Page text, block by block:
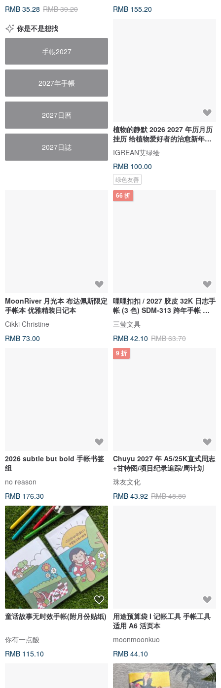
RMB 35.28 RMB 39.20
RMB 155.20
你是不是想找
手帳2027
2027年手帳
2027日曆
2027日誌
植物的静默 2026 2027 年历月历
挂历 给植物爱好者的治愈新年礼
物 2
IGREAN艾绿绘
RMB 100.00
绿色友善
MoonRiver 月光本 布达佩斯限定
手帐本 优雅精装日记本
Cikki Christine
RMB 73.00
66 折
哩哩扣扣 / 2027 胶皮 32K 日志手
帐 (3 色) SDM-313 跨年手帐 行
事历
三莹文具
RMB 42.10 RMB 63.70
2026 subtle but bold 手帐书签
组
no reason
RMB 176.30
9 折
Chuyu 2027 年 A5/25K直式周志
+甘特图/项目纪录追踪/周计划
珠友文化
RMB 43.92 RMB 48.80
童话故事无时效手帐(附月份贴纸)
你有一点酸
RMB 115.10
用途预算袋 I 记帐工具 手帐工具
适用 A6 活页本
moonmoonkuo
RMB 44.10